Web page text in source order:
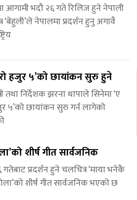
आगामी भदौ २६ गते रिलिज हुने नेपाली
‘बेहुली’ले नेपालमा प्रदर्शन हुनु अगावै
हजुर ५’को छायांकन सुरु हुने
तथा निर्देशक झरना थापाले सिनेमा ‘ए
५’को छायांकन सुरु गर्न लागेको
शीर्ष गीत सार्वजनिक
प्रदर्शन हुने चलचित्र ‘माया भनेकै
शीर्ष गीत सार्वजनिक भएको छ